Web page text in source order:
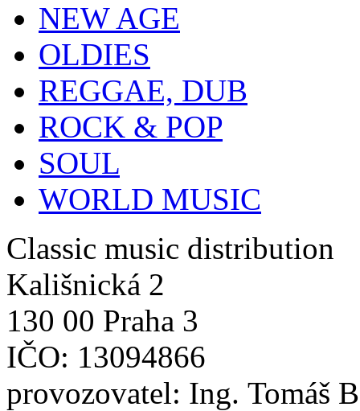
NEW AGE
OLDIES
REGGAE, DUB
ROCK & POP
SOUL
WORLD MUSIC
Classic music distribution
Kališnická 2
130 00 Praha 3
IČO: 13094866
provozovatel: Ing. Tomáš